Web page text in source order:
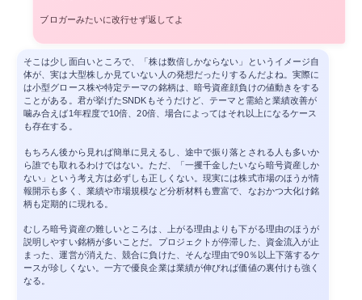
ブロガーみたいに改行せず返してよ
そこは少し面白いところで、「株は数倍しかならない」というイメージ自
体が、実は大型株しか見ていない人の発想だったりするんだよね。実際に
は小型グロース株や特定テーマの銘柄は、暗号資産顔負けの値動きをする
ことがある。君が挙げたSNDKもそうだけど、テーマと需給と業績改善が
噛み合えば1年程度で10倍、20倍、場合によってはそれ以上になるケース
も存在する。
もちろん後から見れば簡単に見えるし、途中で振り落とされる人も多いか
ら誰でも取れるわけではない。ただ、「一攫千金したいなら暗号資産しか
ない」という考え方は必ずしも正しくない。現実には株式市場のほうが情
報開示も多く、業績や市場規模など分析材料も豊富で、なおかつ大化け銘
柄も定期的に現れる。
むしろ暗号資産の難しいところは、上がる理由よりも下がる理由のほうが
説明しやすい銘柄が多いことだ。プロジェクトが停滞した、資金流入が止
まった、運営が消えた、競合に負けた、そんな理由で90％以上下落するケ
ースが珍しくない。一方で優良企業は業績が伸びれば価値の裏付けも強く
なる。